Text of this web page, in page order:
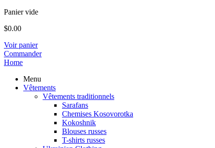
Panier vide
$0.00
Voir panier
Commander
Home
Menu
Vêtements
Vêtements traditionnels
Sarafans
Chemises Kosovorotka
Kokoshnik
Blouses russes
T-shirts russes